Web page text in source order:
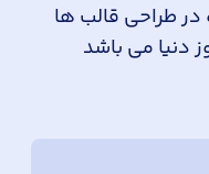
طراحی قالب ها
دنیا می باشد